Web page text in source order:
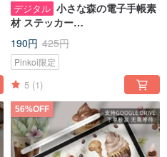
デジタル 小さな森の電子手帳素
材 ステッカー
notability/goodnotes IPADノー
ト手帳
190円 425円
Pinkoi限定
5 (1)
56%OFF